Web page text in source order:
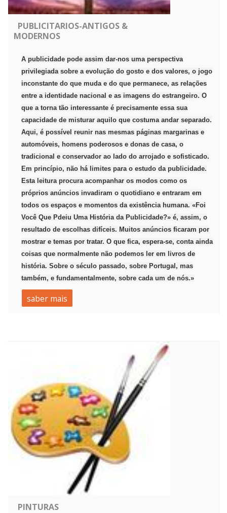
PUBLICITARIOS-ANTIGOS &
MODERNOS
A publicidade pode assim dar-nos uma perspectiva
privilegiada sobre a evolução do gosto e dos valores, o jogo
inconstante do que muda e do que permanece, as relações
entre a identidade nacional e as imagens do estrangeiro. O
que a torna tão interessante é precisamente essa sua
capacidade de misturar aquilo que costuma andar separado.
Aqui, é possível reunir nas mesmas páginas margarinas e
automóveis, homens poderosos e donas de casa, o
tradicional e conservador ao lado do arrojado e sofisticado.
Em princípio, não há limites para o estudo da publicidade.
Esta leitura procura acompanhar os modos como os
próprios anúncios invadiram o quotidiano e entraram em
todos os espaços e momentos da existência humana. «Foi
Você Que Pdeiu Uma História da Publicidade?» é, assim, o
resultado de escolhas difíceis. Muitos anúncios ficaram por
mostrar e temas por tratar. O que fica, espera-se, conta ainda
coisas que normalmente não podemos ler em livros de
história. Sobre o século passado, sobre Portugal, mas
também, e fundamentalmente, sobre cada um de nós.»
saber mais
PINTURAS